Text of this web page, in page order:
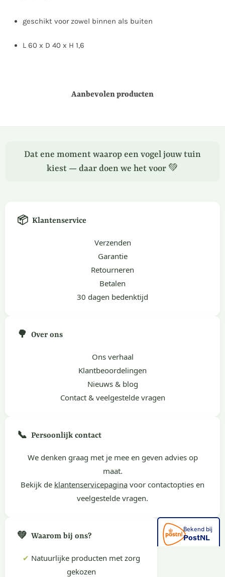
geschikt voor zowel binnen als buiten
L 60 x D 40 x H 1,6
Aanbevolen producten
Dat ene moment waarop een vogel jouw tuin
kiest — daar doen we het voor 💚
📦 Klantenservice
Verzenden
Garantie
Retourneren
Betalen
30 dagen bedenktijd
🌳 Over ons
Ons verhaal
Klantbeoordelingen
Nieuws & blog
Contact & veelgestelde vragen
📞 Persoonlijk contact
We denken graag met je mee en geven advies op
maat.
Bekijk de klantenservicepagina voor contactopties en
veelgestelde vragen.
💚 Waarom bij ons?
✔ Natuurlijke producten met zorg
gekozen